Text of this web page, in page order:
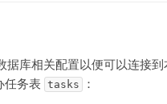
据库相关配置以便可以连接
任务表 tasks ：